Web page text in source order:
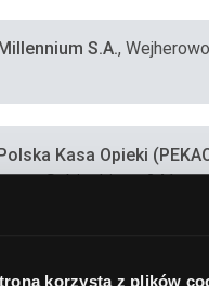
korzysta z plików
S.A.,
Kasa Opieki
Sobieskiego 241